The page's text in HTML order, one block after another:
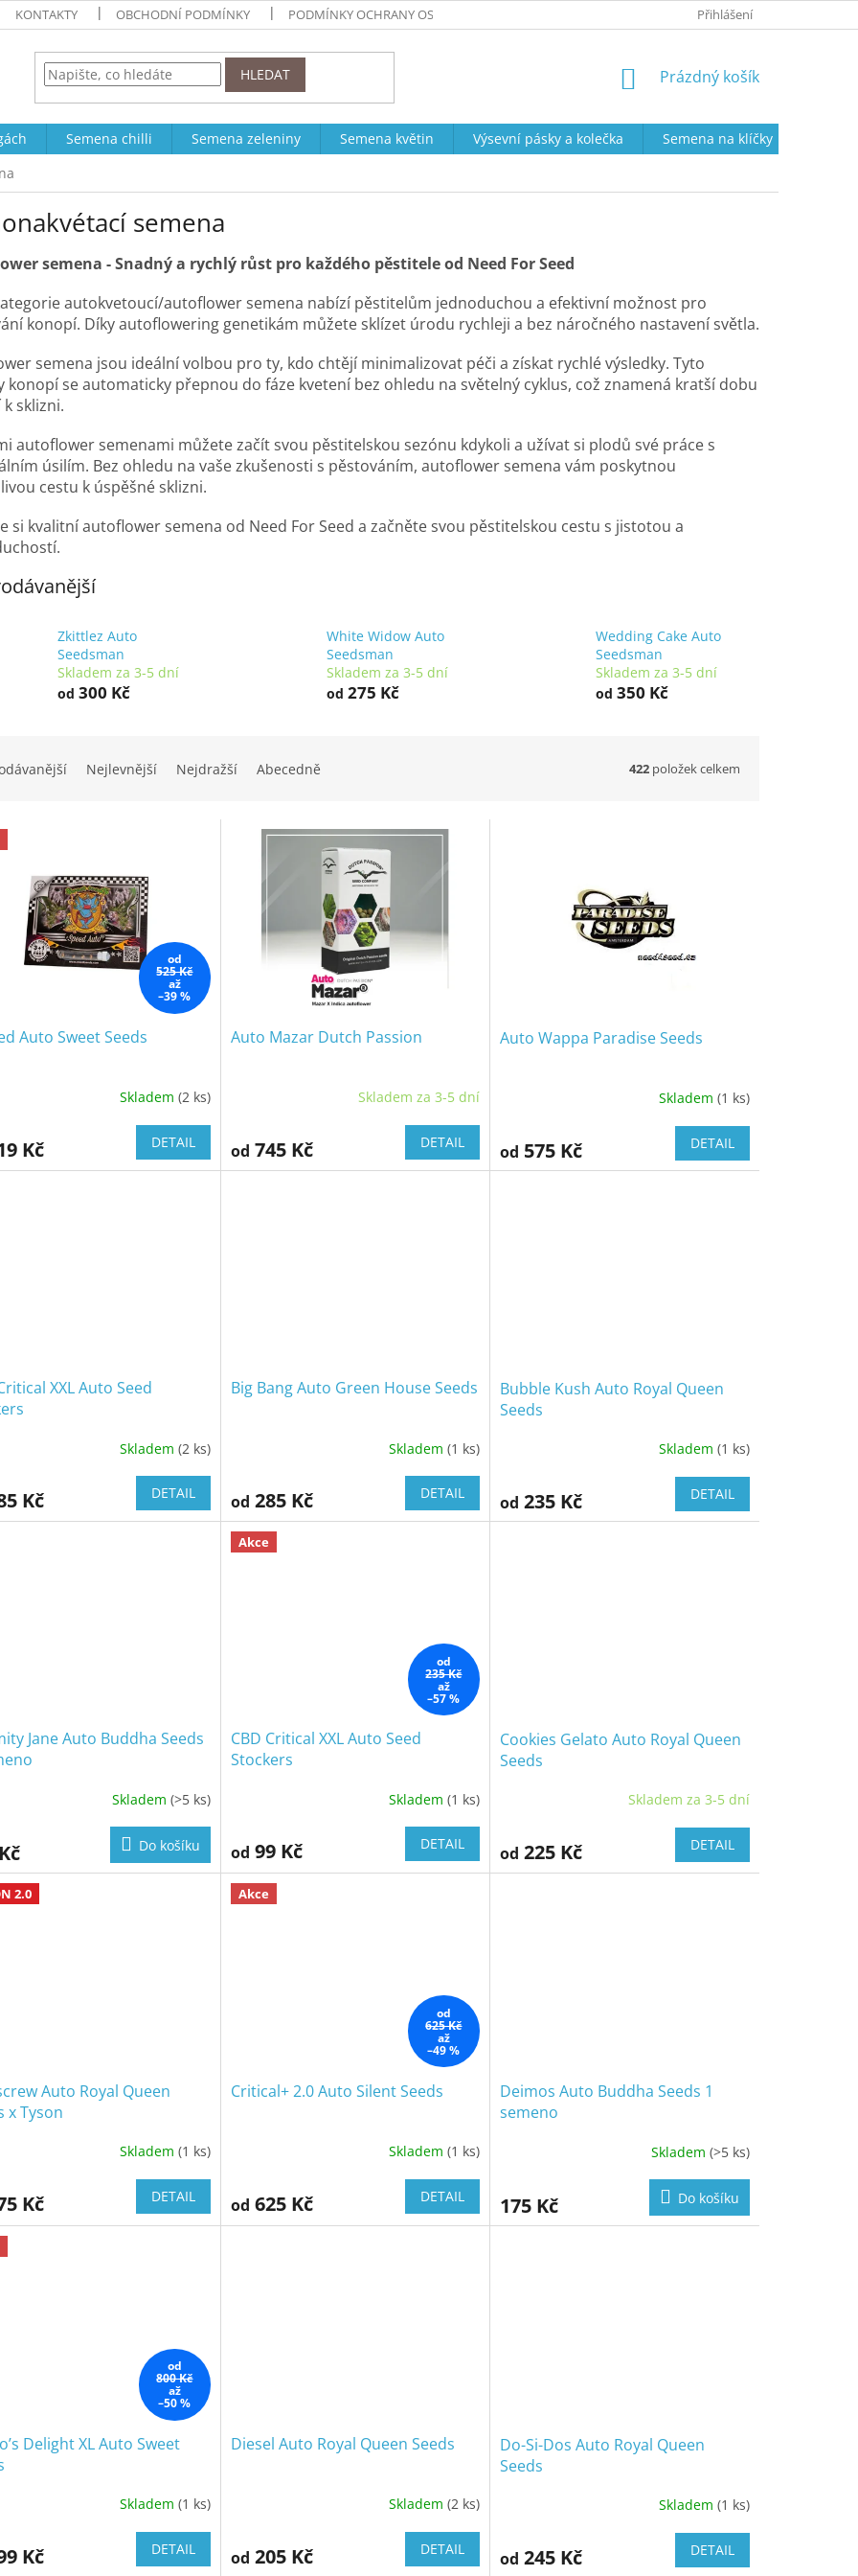
KONTAKTY OBCHODNÍ PODMÍNKY PODMÍNKY OCHRANY OSOBNÍCH ÚDAJŮ VRÁCENÍ ZBOŽÍ A
Přihlášení
HLEDAT
NÁKUPNÍ
Prázdný košík
Semena chilli Semena zeleniny Semena květin Výsevní pásky a kolečka Semena na klíčky
semena
semena - Snadný a rychlý růst pro každého pěstitele od Need For Seed
autokvetoucí/autoflower semena nabízí pěstitelům jednoduchou a efektivní možnost pro
konopí. Díky autoflowering genetikám můžete sklízet úrodu rychleji a bez náročného nastavení světla.
semena jsou ideální volbou pro ty, kdo chtějí minimalizovat péči a získat rychlé výsledky. Tyto
konopí se automaticky přepnou do fáze kvetení bez ohledu na světelný cyklus, což znamená kratší dobu
sklizni.
autoflower semenami můžete začít svou pěstitelskou sezónu kdykoli a užívat si plodů své práce s
úsilím. Bez ohledu na vaše zkušenosti s pěstováním, autoflower semena vám poskytnou
cestu k úspěšné sklizni.
si kvalitní autoflower semena od Need For Seed a začněte svou pěstitelskou cestu s jistotou a
Zkittlez Auto
Seedsman
Skladem za 3-5 dní
od 300 Kč
White Widow Auto
Seedsman
Skladem za 3-5 dní
od 275 Kč
Wedding Cake Auto
Seedsman
Skladem za 3-5 dní
od 350 Kč
Nejlevnější Nejdražší Abecedně 422 položek celkem
od
525 Kč
až
–39 %
Auto Sweet Seeds
Skladem (2 ks)
Kč DETAIL
Auto Mazar Dutch Passion
Skladem za 3-5 dní
od 745 Kč DETAIL
Auto Wappa Paradise Seeds
Skladem (1 ks)
od 575 Kč DETAIL
XXL Auto Seed
Skladem (2 ks)
Kč DETAIL
Big Bang Auto Green House Seeds
Skladem (1 ks)
od 285 Kč DETAIL
Bubble Kush Auto Royal Queen
Seeds
Skladem (1 ks)
od 235 Kč DETAIL
Jane Auto Buddha Seeds
Skladem (>5 ks)
Do košíku
Akce
od
235 Kč
až
–57 %
CBD Critical XXL Auto Seed
Stockers
Skladem (1 ks)
od 99 Kč DETAIL
Cookies Gelato Auto Royal Queen
Seeds
Skladem za 3-5 dní
od 225 Kč DETAIL
2.0
Auto Royal Queen
x Tyson
Skladem (1 ks)
Kč DETAIL
Akce
od
625 Kč
až
–49 %
Critical+ 2.0 Auto Silent Seeds
Skladem (1 ks)
od 625 Kč DETAIL
Deimos Auto Buddha Seeds 1
semeno
Skladem (>5 ks)
175 Kč Do košíku
od
800 Kč
až
–50 %
Delight XL Auto Sweet
Skladem (1 ks)
Kč DETAIL
Diesel Auto Royal Queen Seeds
Skladem (2 ks)
od 205 Kč DETAIL
Do-Si-Dos Auto Royal Queen
Seeds
Skladem (1 ks)
od 245 Kč DETAIL